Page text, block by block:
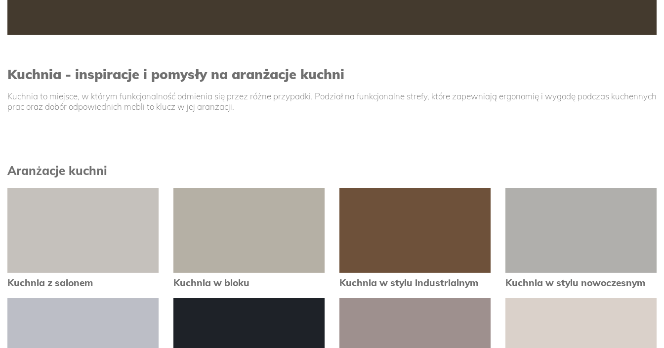
Kuchnia - inspiracje i pomysły na aranżacje kuchni
Kuchnia to miejsce, w którym funkcjonalność odmienia się przez różne przypadki. Podział na funkcjonalne strefy, które zapewniają ergonomię i wygodę podczas kuchennych
prac oraz dobór odpowiednich mebli to klucz w jej aranżacji.
Aranżacje kuchni
Kuchnia z salonem Kuchnia w bloku Kuchnia w stylu industrialnym Kuchnia w stylu nowoczesnym